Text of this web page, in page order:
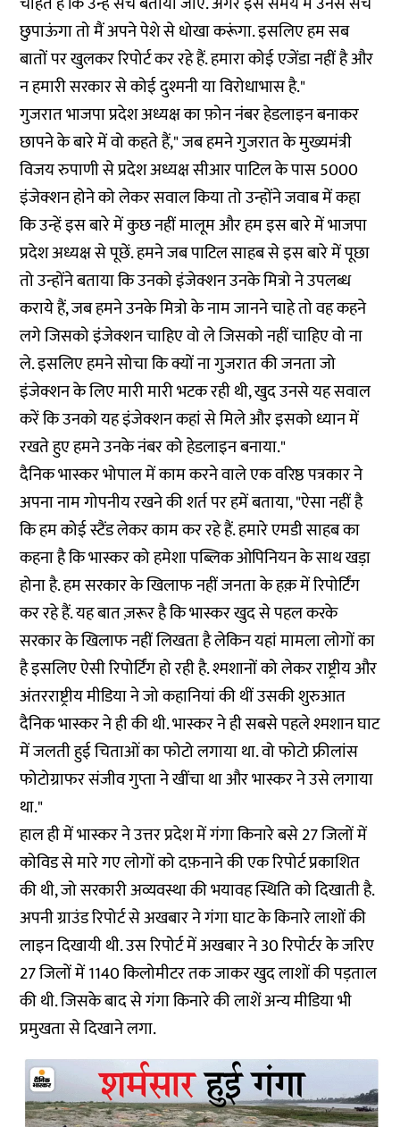
छुपाऊंगा तो मैं अपने पेशे से धोखा करूंगा. इसलिए हम सब
बातों पर खुलकर रिपोर्ट कर रहे हैं. हमारा कोई एजेंडा नहीं है और
न हमारी सरकार से कोई दुश्मनी या विरोधाभास है."
गुजरात भाजपा प्रदेश अध्यक्ष का फ़ोन नंबर हेडलाइन बनाकर
छापने के बारे में वो कहते हैं," जब हमने गुजरात के मुख्यमंत्री
विजय रुपाणी से प्रदेश अध्यक्ष सीआर पाटिल के पास 5000
इंजेक्शन होने को लेकर सवाल किया तो उन्होंने जवाब में कहा
कि उन्हें इस बारे में कुछ नहीं मालूम और हम इस बारे में भाजपा
प्रदेश अध्यक्ष से पूछें. हमने जब पाटिल साहब से इस बारे में पूछा
तो उन्होंने बताया कि उनको इंजेक्शन उनके मित्रो ने उपलब्ध
कराये हैं, जब हमने उनके मित्रो के नाम जानने चाहे तो वह कहने
लगे जिसको इंजेक्शन चाहिए वो ले जिसको नहीं चाहिए वो ना
ले. इसलिए हमने सोचा कि क्यों ना गुजरात की जनता जो
इंजेक्शन के लिए मारी मारी भटक रही थी, खुद उनसे यह सवाल
करें कि उनको यह इंजेक्शन कहां से मिले और इसको ध्यान में
रखते हुए हमने उनके नंबर को हेडलाइन बनाया."
दैनिक भास्कर भोपाल में काम करने वाले एक वरिष्ठ पत्रकार ने
अपना नाम गोपनीय रखने की शर्त पर हमें बताया, "ऐसा नहीं है
कि हम कोई स्टैंड लेकर काम कर रहे हैं. हमारे एमडी साहब का
कहना है कि भास्कर को हमेशा पब्लिक ओपिनियन के साथ खड़ा
होना है. हम सरकार के खिलाफ नहीं जनता के हक़ में रिपोर्टिंग
कर रहे हैं. यह बात ज़रूर है कि भास्कर खुद से पहल करके
सरकार के खिलाफ नहीं लिखता है लेकिन यहां मामला लोगों का
है इसलिए ऐसी रिपोर्टिंग हो रही है. श्मशानों को लेकर राष्ट्रीय और
अंतरराष्ट्रीय मीडिया ने जो कहानियां की थीं उसकी शुरुआत
दैनिक भास्कर ने ही की थी. भास्कर ने ही सबसे पहले श्मशान घाट
में जलती हुई चिताओं का फोटो लगाया था. वो फोटो फ्रीलांस
फोटोग्राफर संजीव गुप्ता ने खींचा था और भास्कर ने उसे लगाया
था."
हाल ही में भास्कर ने उत्तर प्रदेश में गंगा किनारे बसे 27 जिलों में
कोविड से मारे गए लोगों को दफ़नाने की एक रिपोर्ट प्रकाशित
की थी, जो सरकारी अव्यवस्था की भयावह स्थिति को दिखाती है.
अपनी ग्राउंड रिपोर्ट से अखबार ने गंगा घाट के किनारे लाशों की
लाइन दिखायी थी. उस रिपोर्ट में अखबार ने 30 रिपोर्टर के जरिए
27 जिलों में 1140 किलोमीटर तक जाकर खुद लाशों की पड़ताल
की थी. जिसके बाद से गंगा किनारे की लाशें अन्य मीडिया भी
प्रमुखता से दिखाने लगा.